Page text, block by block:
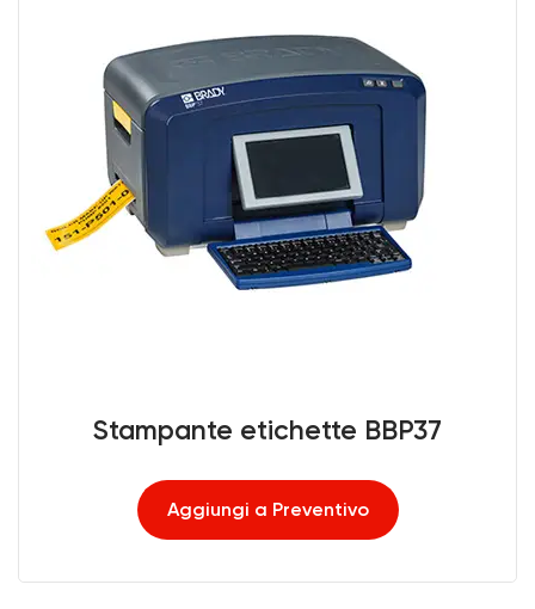
Stampante etichette BBP37
Aggiungi a Preventivo